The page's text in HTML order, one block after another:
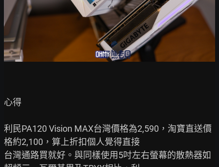
心得
利民PA120 Vision MAX台灣價格為2,590，淘寶直送價
格約2,100，算上折扣個人覺得直接
台灣通路買就好。與同樣使用5吋左右螢幕的散熱器如